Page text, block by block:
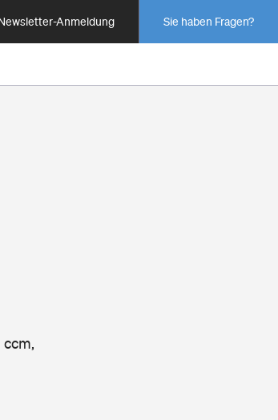
Anmeldung Sie haben Fragen?
ccm,